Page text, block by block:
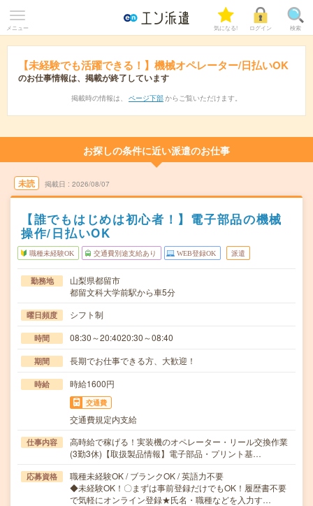
メニュー 気になる! ログイン 検索
【未経験でも活躍できる！】機械オペレーター/日払いOK
のお仕事情報は、掲載が終了しています
掲載時の情報は、 ページ下部 からご覧いただけます。
お探しの条件に近い派遣のお仕事
未読 掲載日 2026/08/07
【誰でもはじめは初心者！】電子部品の機械
操作/日払いOK
職種未経験OK 交通費別途支給あり WEB登録OK 派遣
勤務地
山梨県都留市
都留文科大学前駅から車5分
曜日頻度 シフト制
時間 08:30～20:4020:30～08:40
期間 長期でお仕事できる方、大歓迎！
時給 時給1600円
交通費
交通費規定内支給
仕事内容
高時給で稼げる！実装機のオペレーター・リール交換作業
(3勤3休)【取扱製品情報】電子部品・プリント基…
応募資格
職種未経験OK / ブランクOK / 英語力不要
◆未経験OK！〇まずは事前登録だけでもOK！履歴書不要
で気軽にオンライン登録★氏名・職種などを入力す…